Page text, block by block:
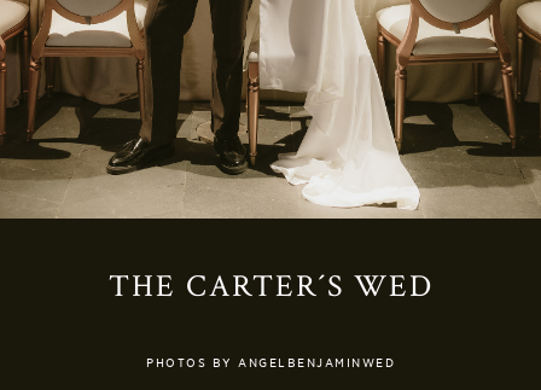
THE CARTER´S WED
PHOTOS BY ANGELBENJAMINWED